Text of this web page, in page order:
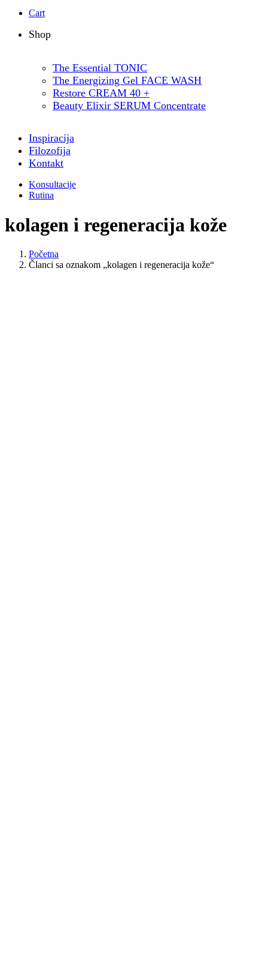
Cart
Shop
The Essential TONIC
The Energizing Gel FACE WASH
Restore CREAM 40 +
Beauty Elixir SERUM Concentrate
Inspiracija
Filozofija
Kontakt
Konsultacije
Rutina
kolagen i regeneracija kože
Početna
Članci sa oznakom „kolagen i regeneracija kože“